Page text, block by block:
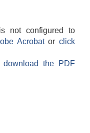
not configured to
Acrobatorclick
the PDF